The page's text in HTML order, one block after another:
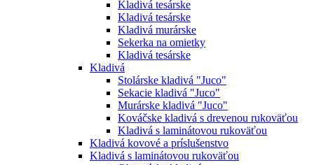
Kladivá tesárske
Kladivá tesárske
Kladivá murárske
Sekerka na omietky
Kladivá tesárske
Kladivá
Stolárske kladivá "Juco"
Sekacie kladivá "Juco"
Murárske kladivá "Juco"
Kováčske kladivá s drevenou rukoväťou
Kladivá s laminátovou rukoväťou
Kladivá kovové a príslušenstvo
Kladivá s laminátovou rukoväťou